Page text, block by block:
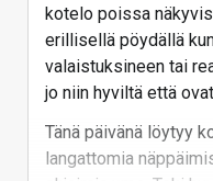
kotelo poissa
erillisellä pöydällä
valaistuksineen tai
jo niin hyviltä että
Tänä päivänä löytyy
langattomia